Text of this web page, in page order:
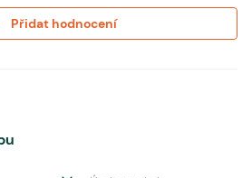
Přidat hodnocení